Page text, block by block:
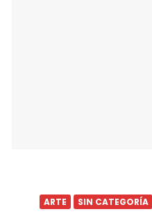
ARTE SIN CATEGORÍA